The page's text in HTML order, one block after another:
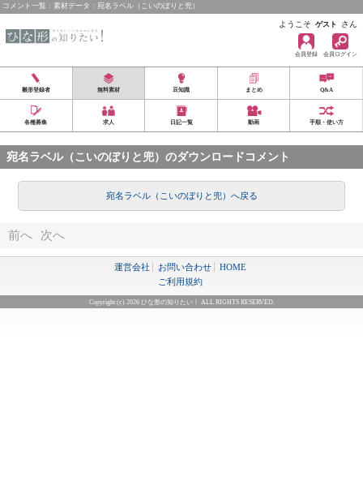
コメント一覧：素材データ：宛名ラベル（こいのぼりと兜）
ようこそ ゲスト さん
会員登録 会員ログイン
雛形登録者 無料素材 豆知識 まとめ Q&A
各種募集 求人 日記一覧 動画 手順・使い方
宛名ラベル（こいのぼりと兜）のダウンロードコメント
宛名ラベル（こいのぼりと兜）へ戻る
前へ 次へ
運営会社 お問い合わせ
HOME
ご利用規約
Copyright (c) 2026 ひな形の知りたい！ ALL RIGHTS RESERVED.